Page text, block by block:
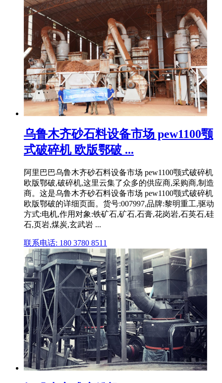
乌鲁木齐砂石料设备市场 pew1100颚
式破碎机 欧版鄂破 ...
阿里巴巴乌鲁木齐砂石料设备市场 pew1100颚式破碎机
欧版鄂破,破碎机,这里云集了众多的供应商,采购商,制造
商。这是乌鲁木齐砂石料设备市场 pew1100颚式破碎机
欧版鄂破的详细页面。货号:007997,品牌:黎明重工,驱动
方式:电机,作用对象:铁矿石,矿石,石膏,花岗岩,石英石,硅
石,页岩,煤炭,玄武岩 ...
联系电话: 180 3780 8511